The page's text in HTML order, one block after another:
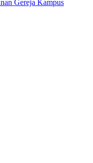
Gereja Kampus